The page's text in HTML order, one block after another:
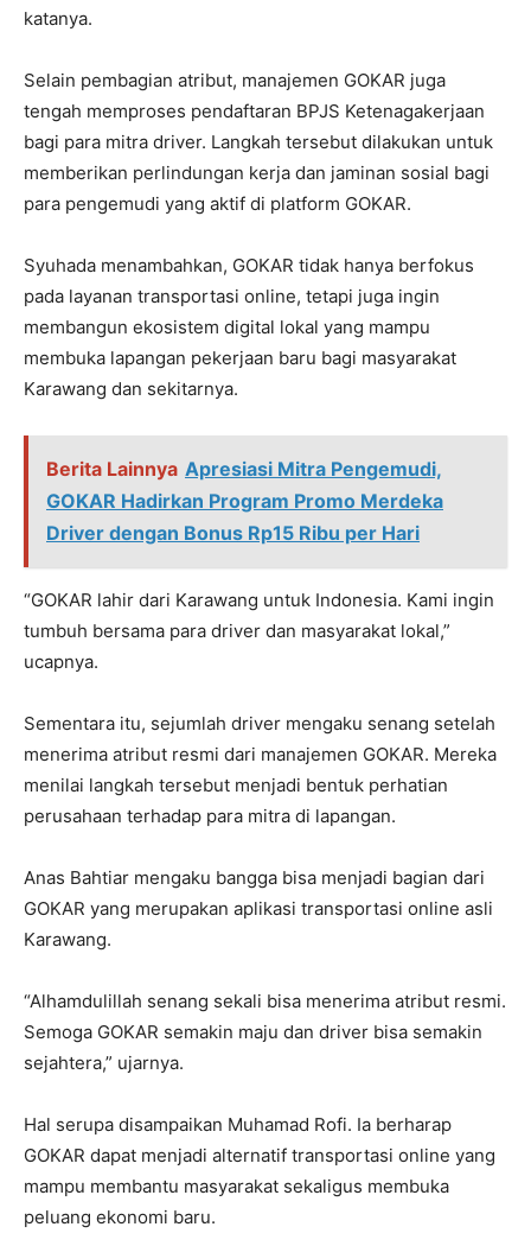
katanya.
Selain pembagian atribut, manajemen GOKAR juga
tengah memproses pendaftaran BPJS Ketenagakerjaan
bagi para mitra driver. Langkah tersebut dilakukan untuk
memberikan perlindungan kerja dan jaminan sosial bagi
para pengemudi yang aktif di platform GOKAR.
Syuhada menambahkan, GOKAR tidak hanya berfokus
pada layanan transportasi online, tetapi juga ingin
membangun ekosistem digital lokal yang mampu
membuka lapangan pekerjaan baru bagi masyarakat
Karawang dan sekitarnya.
Berita Lainnya Apresiasi Mitra Pengemudi,
GOKAR Hadirkan Program Promo Merdeka
Driver dengan Bonus Rp15 Ribu per Hari
“GOKAR lahir dari Karawang untuk Indonesia. Kami ingin
tumbuh bersama para driver dan masyarakat lokal,”
ucapnya.
Sementara itu, sejumlah driver mengaku senang setelah
menerima atribut resmi dari manajemen GOKAR. Mereka
menilai langkah tersebut menjadi bentuk perhatian
perusahaan terhadap para mitra di lapangan.
Anas Bahtiar mengaku bangga bisa menjadi bagian dari
GOKAR yang merupakan aplikasi transportasi online asli
Karawang.
“Alhamdulillah senang sekali bisa menerima atribut resmi.
Semoga GOKAR semakin maju dan driver bisa semakin
sejahtera,” ujarnya.
Hal serupa disampaikan Muhamad Rofi. Ia berharap
GOKAR dapat menjadi alternatif transportasi online yang
mampu membantu masyarakat sekaligus membuka
peluang ekonomi baru.